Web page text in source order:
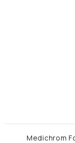
Medichrom